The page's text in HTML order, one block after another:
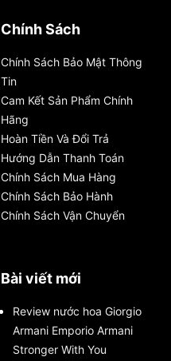
Chính Sách
Chính Sách Bảo Mật Thông
Tin
Cam Kết Sản Phẩm Chính
Hãng
Hoàn Tiền Và Đổi Trả
Hướng Dẫn Thanh Toán
Chính Sách Mua Hàng
Chính Sách Bảo Hành
Chính Sách Vận Chuyển
Bài viết mới
Review nước hoa Giorgio
Armani Emporio Armani
Stronger With You